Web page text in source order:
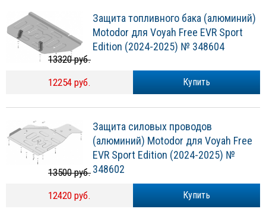
Защита топливного бака (алюминий)
Motodor для Voyah Free EVR Sport
Edition (2024-2025) № 348604
Купить
13320 руб.
12254 руб.
Защита силовых проводов
(алюминий) Motodor для Voyah Free
EVR Sport Edition (2024-2025) №
348602
Купить
13500 руб.
12420 руб.